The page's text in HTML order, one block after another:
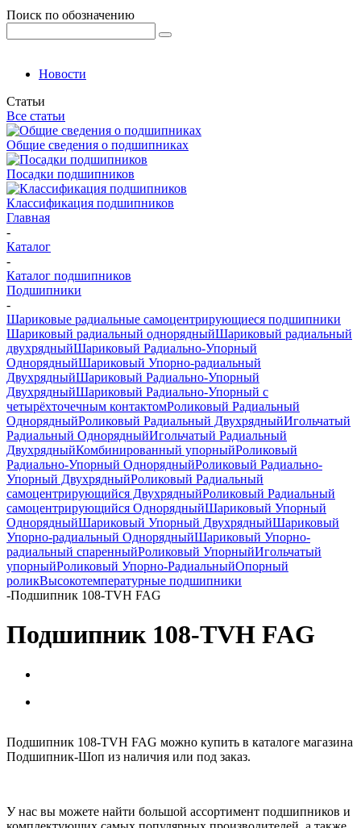
Поиск по обозначению
Новости
Статьи
Все статьи
Общие сведения о подшипниках
Посадки подшипников
Классификация подшипников
Главная
-
Каталог
-
Каталог подшипников
Подшипники
-
Шариковые радиальные самоцентрирующиеся подшипники
Шариковый радиальный однорядныйШариковый радиальный
двухрядныйШариковый Радиально-Упорный
ОднорядныйШариковый Упорно-радиальный
ДвухрядныйШариковый Радиально-Упорный
ДвухрядныйШариковый Радиально-Упорный с
четырёхточечным контактомРоликовый Радиальный
ОднорядныйРоликовый Радиальный ДвухрядныйИгольчатый
Радиальный ОднорядныйИгольчатый Радиальный
ДвухрядныйКомбинированный упорныйРоликовый
Радиально-Упорный ОднорядныйРоликовый Радиально-
Упорный ДвухрядныйРоликовый Радиальный
самоцентрирующийся ДвухрядныйРоликовый Радиальный
самоцентрирующийся ОднорядныйШариковый Упорный
ОднорядныйШариковый Упорный ДвухрядныйШариковый
Упорно-радиальный ОднорядныйШариковый Упорно-
радиальный спаренныйРоликовый УпорныйИгольчатый
упорныйРоликовый Упорно-РадиальныйОпорный
роликВысокотемпературные подшипники
-Подшипник 108-TVH FAG
Подшипник 108-TVH FAG
Подшипник 108-TVH FAG можно купить в каталоге магазина
Подшипник-Шоп из наличия или под заказ.
У нас вы можете найти большой ассортимент подшипников и